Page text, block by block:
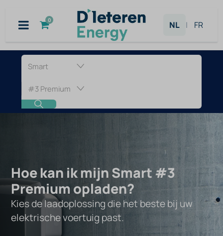
0 NL | FR
Laadpaal
voor
Smart
Premium
Hoe kan ik mijn Smart #3
Premium opladen?
Kies de laadoplossing die het beste bij uw
elektrische voertuig past.